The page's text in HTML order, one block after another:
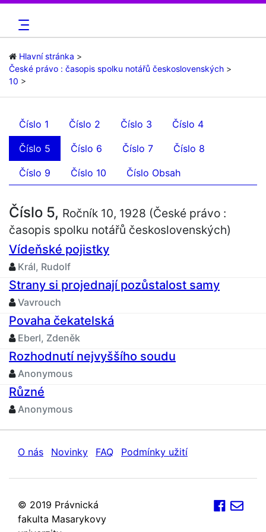
Hlavní stránka
České právo : časopis spolku notářů československých
10
Číslo 1 Číslo 2 Číslo 3 Číslo 4
Číslo 5 Číslo 6 Číslo 7 Číslo 8
Číslo 9 Číslo 10 Číslo Obsah
Číslo 5, Ročník 10, 1928 (České právo :
časopis spolku notářů československých)
Vídeňské pojistky
Král, Rudolf
Strany si projednají pozůstalost samy
Vavrouch
Povaha čekatelská
Eberl, Zdeněk
Rozhodnutí nejvyššího soudu
Anonymous
Různé
Anonymous
O nás Novinky FAQ Podmínky užití
© 2019 Právnická
fakulta Masarykovy